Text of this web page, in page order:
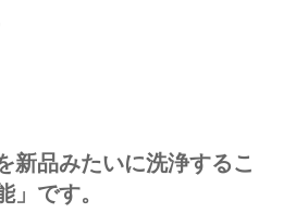
新品みたいに洗浄するこ
」です。